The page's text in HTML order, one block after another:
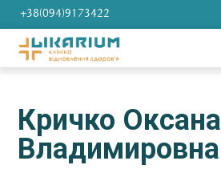
+38(094)9173422
Кричко Оксана
Владимировна